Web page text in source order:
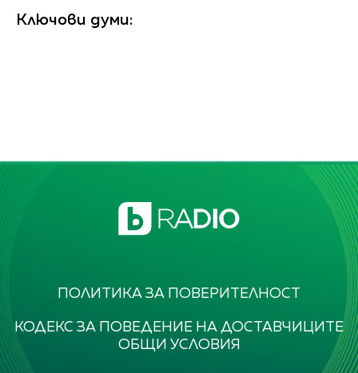
Ключови думи:
ПОЛИТИКА ЗА ПОВЕРИТЕЛНОСТ
КОДЕКС ЗА ПОВЕДЕНИЕ НА ДОСТАВЧИЦИТЕ
ОБЩИ УСЛОВИЯ